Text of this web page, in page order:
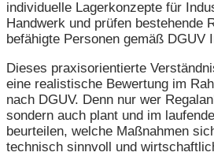
individuelle Lagerkonzepte für
Handwerk und prüfen bestehende
befähigte Personen gemäß DGUV
Dieses praxisorientierte
eine realistische Bewertung im
nach DGUV. Denn nur wer
sondern auch plant und im
beurteilen, welche Maßnahmen
technisch sinnvoll und